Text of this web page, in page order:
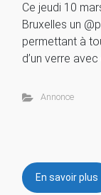
Ce jeudi 10
Bruxelles un
permettant à
d’un verre
Annonce
En savoir plus